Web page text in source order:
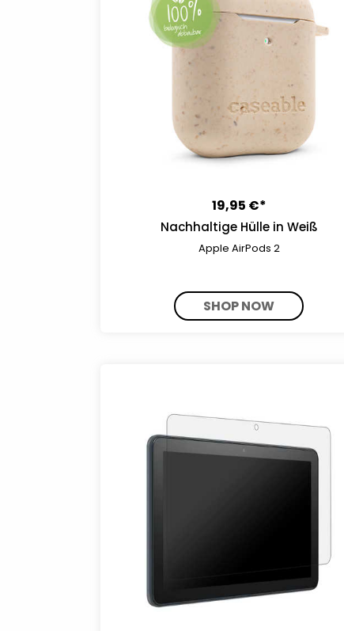
19,95 €*
Nachhaltige Hülle in Weiß
Apple AirPods 2
SHOP NOW